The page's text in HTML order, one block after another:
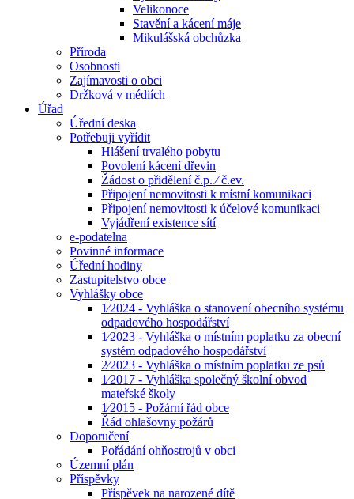
Velikonoce
Stavění a kácení máje
Mikulášská obchůzka
Příroda
Osobnosti
Zajímavosti o obci
Držková v médiích
Úřad
Úřední deska
Potřebuji vyřídit
Hlášení trvalého pobytu
Povolení kácení dřevin
Žádost o přidělení č.p. ⁄ č.ev.
Připojení nemovitosti k místní komunikaci
Připojení nemovitosti k účelové komunikaci
Vyjádření existence sítí
e-podatelna
Povinné informace
Úřední hodiny
Zastupitelstvo obce
Vyhlášky obce
1⁄2024 - Vyhláška o stanovení obecního systému
odpadového hospodářství
1⁄2023 - Vyhláška o místním poplatku za obecní
systém odpadového hospodářství
2⁄2023 - Vyhláška o místním poplatku ze psů
1⁄2017 - Vyhláška společný školní obvod
mateřské školy
1⁄2015 - Požární řád obce
Řád ohlašovny požárů
Doporučení
Pořádání ohňostrojů v obci
Územní plán
Příspěvky
Příspěvek na narozené dítě